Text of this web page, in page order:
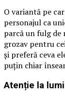
O variantă pe
personajul ca
parcă un fulg de
grozav pentru
și preferă ceva
puțin chiar
Atenție la